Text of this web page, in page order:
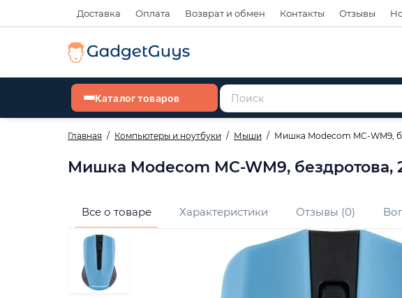
Доставка Оплата Возврат и обмен Контакты Отзывы
Каталог товаров
Главная Компьютеры и ноутбуки Мыши Мишка Modecom MC-WM9,
Мишка Modecom MC-WM9, бездротова,
Все о товаре Характеристики Отзывы (0)